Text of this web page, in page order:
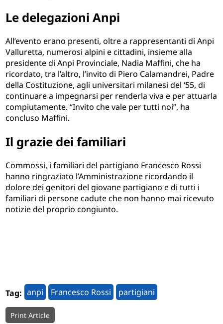
Le delegazioni Anpi
All’evento erano presenti, oltre a rappresentanti di Anpi
Valluretta, numerosi alpini e cittadini, insieme alla
presidente di Anpi Provinciale, Nadia Maffini, che ha
ricordato, tra l’altro, l’invito di Piero Calamandrei, Padre
della Costituzione, agli universitari milanesi del ‘55, di
continuare a impegnarsi per renderla viva e per attuarla
compiutamente. “Invito che vale per tutti noi”, ha
concluso Maffini.
Il grazie dei familiari
Commossi, i familiari del partigiano Francesco Rossi
hanno ringraziato l’Amministrazione ricordando il
dolore dei genitori del giovane partigiano e di tutti i
familiari di persone cadute che non hanno mai ricevuto
notizie del proprio congiunto.
Tag: anpi Francesco Rossi partigiani
Print Article